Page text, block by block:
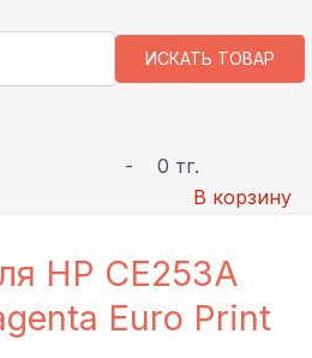
-
0 тг.
В корзину
HP CE253A
Euro Print